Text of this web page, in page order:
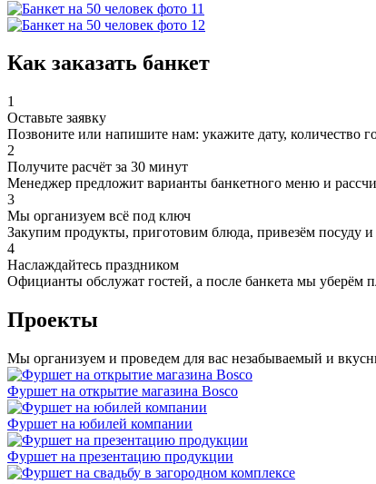
Как заказать банкет
1
Оставьте заявку
Позвоните или напишите нам: укажите дату, количество
2
Получите расчёт за 30 минут
Менеджер предложит варианты банкетного меню и
3
Мы организуем всё под ключ
Закупим продукты, приготовим блюда, привезём посуду и
4
Наслаждайтесь праздником
Официанты обслужат гостей, а после банкета мы уберём
Проекты
Мы организуем и проведем для вас незабываемый и
Фуршет на открытие магазина Bosco
Фуршет на юбилей компании
Фуршет на презентацию продукции